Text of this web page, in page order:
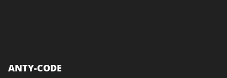
ANTY-CODE